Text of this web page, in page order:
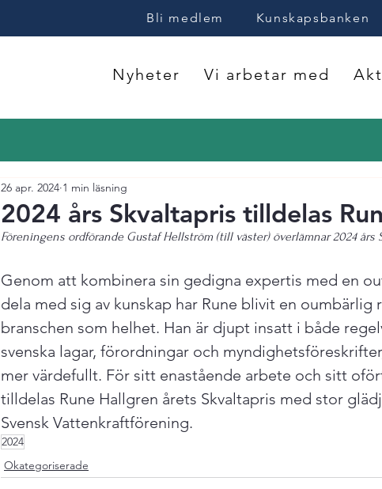
Bli medlem Kunskapsbanken
Nyheter Vi arbetar med
2024 års Skvaltapris tilldelas
26 apr. 2024 1 min läsning
Föreningens ordförande Gustaf Hellström (till väster) överlämnar 2024 års
Genom att kombinera sin gedigna expertis med en
dela med sig av kunskap har Rune blivit en oumbärlig
branschen som helhet. Han är djupt insatt i både
svenska lagar, förordningar och
mer värdefullt. För sitt enastående arbete och sitt
tilldelas Rune Hallgren årets Skvaltapris med stor
Svensk Vattenkraftförening.
2024
Okategoriserade